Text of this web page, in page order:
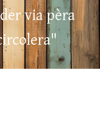
via pèra